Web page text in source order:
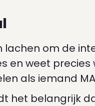
lachen om de
en weet precies
als iemand
het belangrijk